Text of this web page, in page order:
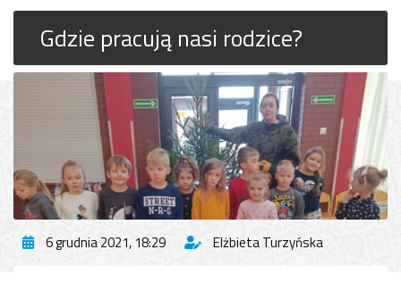
Gdzie pracują nasi rodzice?
6 grudnia 2021, 18:29 Elżbieta Turzyńska